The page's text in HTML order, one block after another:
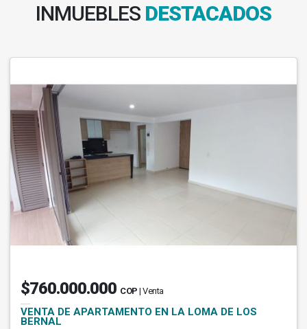
INMUEBLES DESTACADOS
$760.000.000 COP | Venta
VENTA DE APARTAMENTO EN LA LOMA DE LOS
BERNAL